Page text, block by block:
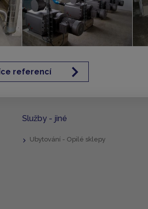
referencí
Služby - jiné
Ubytování - Opilé sklepy